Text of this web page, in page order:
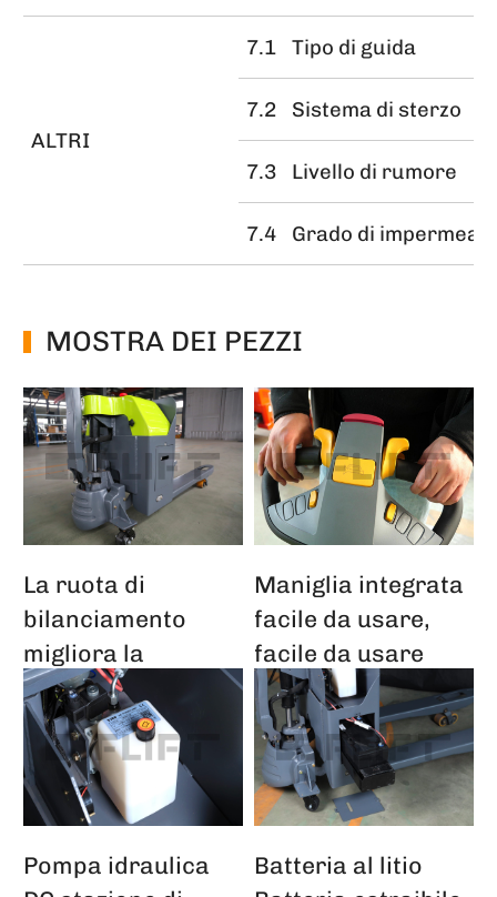
ALTRI
7.1 Tipo di guida
7.2 Sistema di sterzo
7.3 Livello di rumore
7.4 Grado di
MOSTRA DEI PEZZI
La ruota di
bilanciamento
migliora la
stabilità dei terreni
irregolari
Maniglia integrata
facile da usare,
facile da usare
Pompa idraulica
Batteria al litio